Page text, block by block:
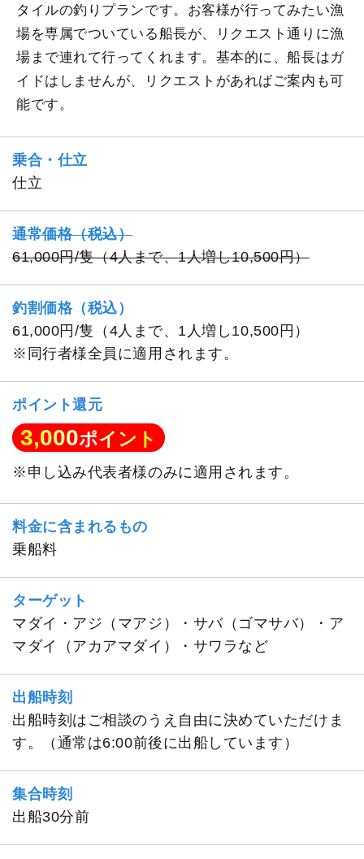
タイルの釣りプランです。お客様が行ってみたい漁
場を専属でついている船長が、リクエスト通りに漁
場まで連れて行ってくれます。基本的に、船長はガ
イドはしませんが、リクエストがあればご案内も可
能です。
乗合・仕立
仕立
通常価格（税込）
61,000円/隻（4人まで、1人増し10,500円）
釣割価格（税込）
61,000円/隻（4人まで、1人増し10,500円）
※同行者様全員に適用されます。
ポイント還元
3,000ポイント
※申し込み代表者様のみに適用されます。
料金に含まれるもの
乗船料
ターゲット
マダイ・アジ（マアジ）・サバ（ゴマサバ）・ア
マダイ（アカアマダイ）・サワラなど
出船時刻
出船時刻はご相談のうえ自由に決めていただけま
す。（通常は6:00前後に出船しています）
集合時刻
出船30分前